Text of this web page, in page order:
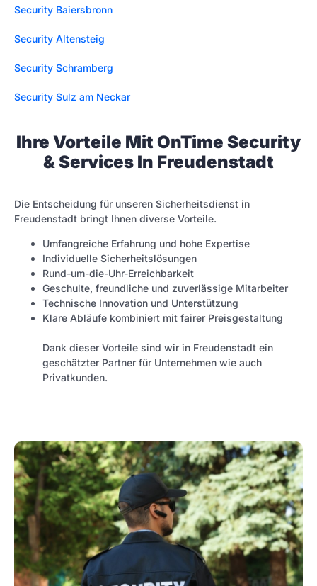
Security Baiersbronn
Security Altensteig
Security Schramberg
Security Sulz am Neckar
Ihre Vorteile Mit OnTime Security
& Services In Freudenstadt
Die Entscheidung für unseren Sicherheitsdienst in
Freudenstadt bringt Ihnen diverse Vorteile.
Umfangreiche Erfahrung und hohe Expertise
Individuelle Sicherheitslösungen
Rund-um-die-Uhr-Erreichbarkeit
Geschulte, freundliche und zuverlässige Mitarbeiter
Technische Innovation und Unterstützung
Klare Abläufe kombiniert mit fairer Preisgestaltung
Dank dieser Vorteile sind wir in Freudenstadt ein
geschätzter Partner für Unternehmen wie auch
Privatkunden.